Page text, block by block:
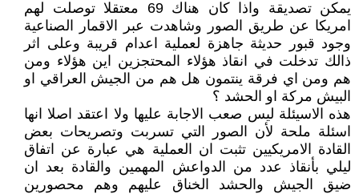
يمكن تصديقة واذا كان هناك 69 معتقلا توصلت لهم
امريكا عن طريق الصور وشاهدت عبر الاقمار الصناعية
وجود قبور حديثة جاهزة لعملية اعدام قريبة وعلى اثر
ذالك تدخلت في انقاذ هؤلاء المحتجزين اين هؤلاء ومن
هم ومن اي فرقة ينتمون هل هم من الجيش العراقي او
البيش مركة او الحشد ؟
هذه الاسيئلة ليس صعب الاجابة عليها ولا اعتقد اصلا انها
اسئلة ملحة لأن الصور التي تسربت وتصريحات بعض
القادة الامريكيين تثبت ان العملية هي عبارة عن اتفاق
ليلي بأنقاذ عدد من الدواعش المهمين والقادة بعد ان
ضيق الجيش والحشد الخناق عليهم وهم محصورين